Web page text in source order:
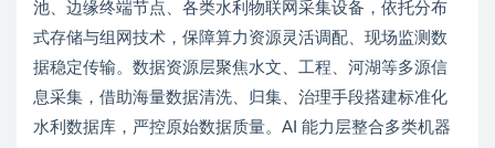
池、边缘终端节点、各类水利物联网采集设备，依托分布
式存储与组网技术，保障算力资源灵活调配、现场监测数
据稳定传输。数据资源层聚焦水文、工程、河湖等多源信
息采集，借助海量数据清洗、归集、治理手段搭建标准化
水利数据库，严控原始数据质量。AI 能力层整合多类机器